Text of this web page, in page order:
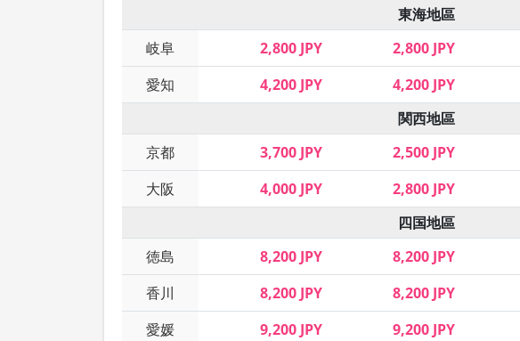
東海地區
岐阜
2,800 JPY 2,800 JPY
愛知
4,200 JPY 4,200 JPY
関西地區
京都
3,700 JPY 2,500 JPY
大阪
4,000 JPY 2,800 JPY
四国地區
徳島
8,200 JPY 8,200 JPY
香川
8,200 JPY 8,200 JPY
愛媛
9,200 JPY 9,200 JPY